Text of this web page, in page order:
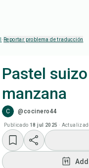
· Reportar problema de traducción
Pastel
manzana
C @cocinero44
Publicado 18 jul 2025 ·